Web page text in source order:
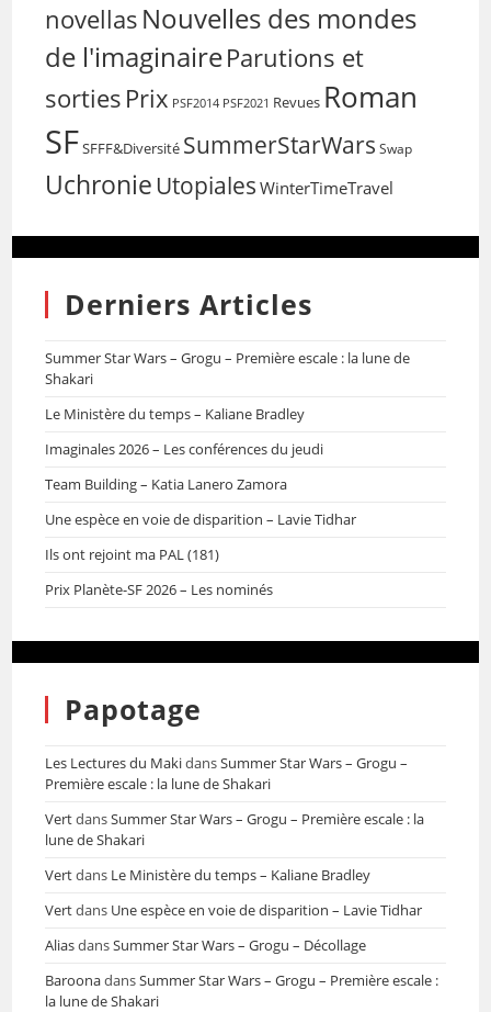
novellas Nouvelles des mondes
de l'imaginaireParutions et
sorties Prix PSF2014 PSF2021 Revues Roman
SFSFFF&Diversité SummerStarWars Swap
Uchronie Utopiales WinterTimeTravel
Derniers Articles
Summer Star Wars – Grogu – Première escale : la lune de
Shakari
Le Ministère du temps – Kaliane Bradley
Imaginales 2026 – Les conférences du jeudi
Team Building – Katia Lanero Zamora
Une espèce en voie de disparition – Lavie Tidhar
Ils ont rejoint ma PAL (181)
Prix Planète-SF 2026 – Les nominés
Papotage
Les Lectures du MakidansSummer Star Wars – Grogu –
Première escale : la lune de Shakari
VertdansSummer Star Wars – Grogu – Première escale : la
lune de Shakari
Vertdans Le Ministère du temps – Kaliane Bradley
Vertdans Une espèce en voie de disparition – Lavie Tidhar
AliasdansSummer Star Wars – Grogu – Décollage
BaroonadansSummer Star Wars – Grogu – Première escale :
la lune de Shakari